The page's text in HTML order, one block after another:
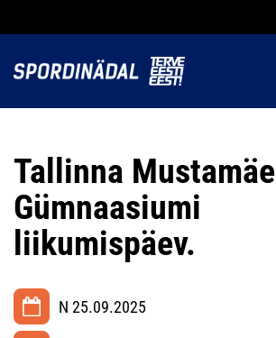
Tallinna Mustamäe
Gümnaasiumi
liikumispäev.
N 25.09.2025